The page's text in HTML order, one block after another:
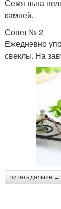
Семя льна
камней.
Совет № 2
Ежедневно
свеклы. На
читать дальше →